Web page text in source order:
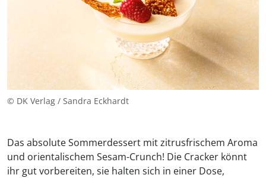
© DK Verlag / Sandra Eckhardt
Das absolute Sommerdessert mit zitrusfrischem Aroma
und orientalischem Sesam-Crunch! Die Cracker könnt
ihr gut vorbereiten, sie halten sich in einer Dose,